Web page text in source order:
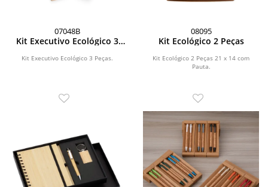
07048B
Kit Executivo Ecológico 3
Kit Executivo Ecológico 3 Peças.
08095
Kit Ecológico 2 Peças
Kit Ecológico 2 Peças 21 x 14 com
Pauta.